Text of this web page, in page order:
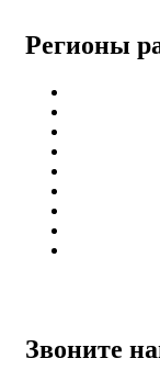
Регионы
Звоните